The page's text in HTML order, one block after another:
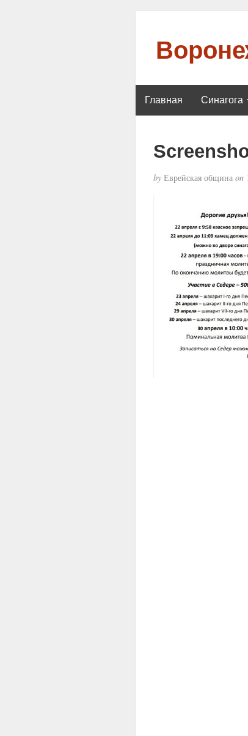
Главная Синагога
byЕврейская община on